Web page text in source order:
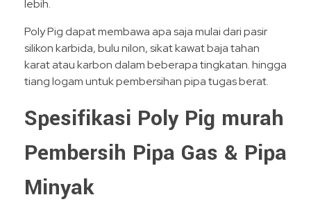
lebih.
Poly Pig dapat membawa apa saja mulai dari pasir
silikon karbida, bulu nilon, sikat kawat baja tahan
karat atau karbon dalam beberapa tingkatan. hingga
tiang logam untuk pembersihan pipa tugas berat.
Spesifikasi Poly Pig murah
Pembersih Pipa Gas & Pipa
Minyak